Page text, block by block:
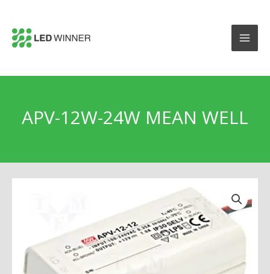
APV-12W-24W MEAN WELL